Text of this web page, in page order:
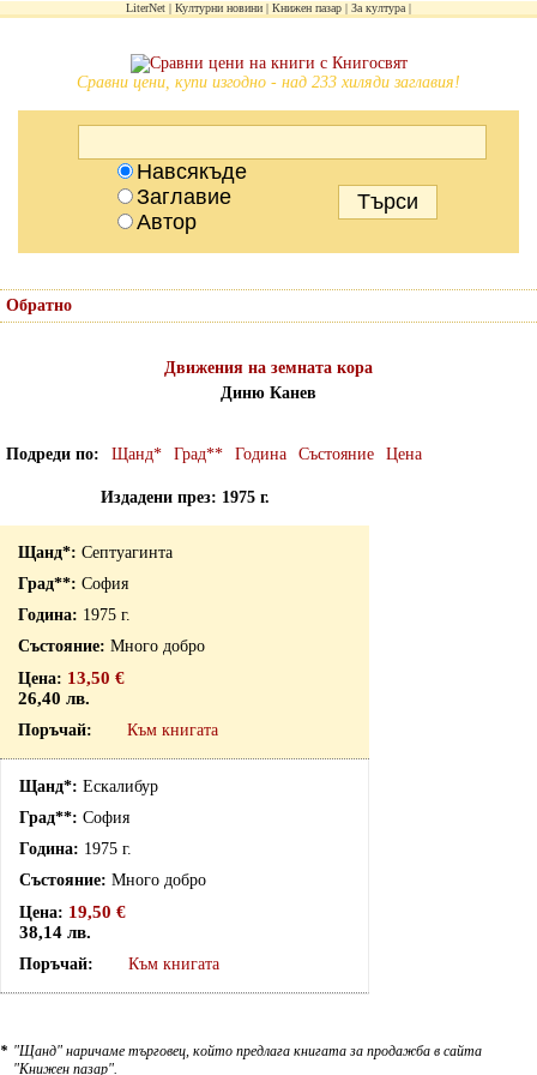
LiterNet Културни новини Книжен пазар За култура
Сравни цени, купи изгодно - над 233 хиляди заглавия!
Навсякъде
Заглавие
Автор
Обратно
Движения на земната кора
Диню Канев
Подреди по Щанд* Град** Година Състояние Цена
Издадени през: 1975 г.
Септуагинта
София
1975 г.
Много добро
13,50 €
26,40 лв.
Към книгата
Ескалибур
София
1975 г.
Много добро
19,50 €
38,14 лв.
Към книгата
* "Щанд" наричаме търговец, който предлага книгата за продажба в сайта
"Книжен пазар".